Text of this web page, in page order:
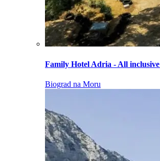
Family Hotel Adria - All inclusive
Biograd na Moru